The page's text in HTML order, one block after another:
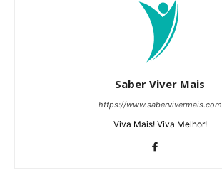
Saber Viver Mais
https://www.sabervivermais.com
Viva Mais! Viva Melhor!